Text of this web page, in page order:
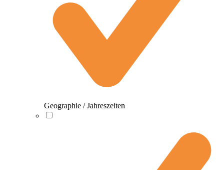
Geographie / Jahreszeiten